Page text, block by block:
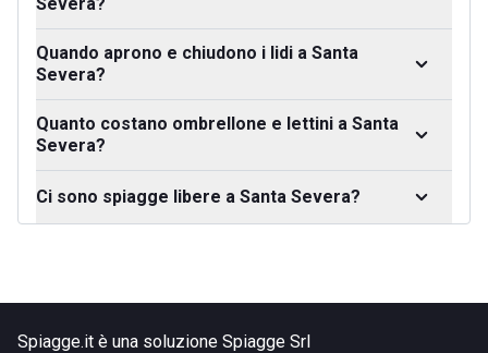
Quando aprono e chiudono i lidi a Santa
Severa?
Quanto costano ombrellone e lettini a Santa
Severa?
Ci sono spiagge libere a Santa Severa?
Spiagge.it è una soluzione Spiagge Srl